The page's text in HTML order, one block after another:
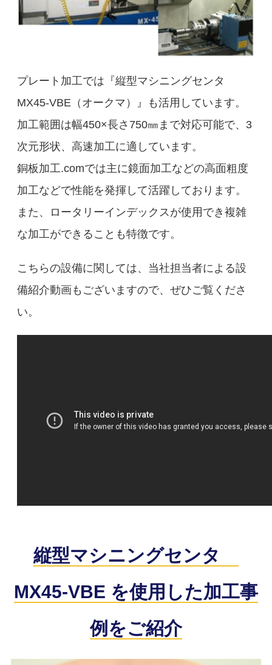
プレート加工では『縦型マシニングセンタ
MX45-VBE（オークマ）』も活用しています。
加工範囲は幅450×長さ750㎜まで対応可能で、3
次元形状、高速加工に適しています。
銅板加工.comでは主に鏡面加工などの高面粗度
加工などで性能を発揮して活躍しております。
また、ロータリーインデックスが使用でき複雑
な加工ができることも特徴です。
こちらの設備に関しては、当社担当者による設
備紹介動画もございますので、ぜひご覧くださ
い。
縦型マシニングセンタ
MX45-VBE を使用した加工事
例をご紹介